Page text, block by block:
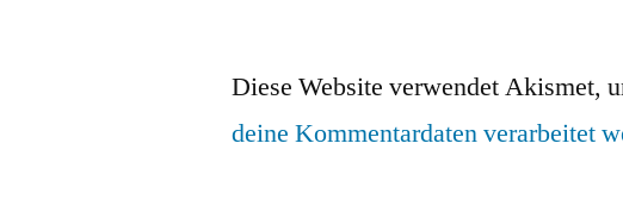
Diese Website verwendet Akismet,
deine Kommentardaten verarbeitet